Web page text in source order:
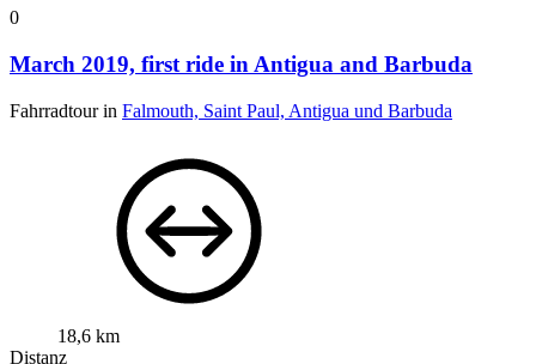
0
March 2019, first ride in Antigua and Barbuda
Fahrradtour in Falmouth, Saint Paul, Antigua und Barbuda
18,6 km
Distanz